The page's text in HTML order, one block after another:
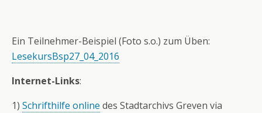
Ein Teilnehmer-Beispiel (Foto s.o.) zum Üben:
LesekursBsp27_04_2016
Internet-Links:
1) Schrifthilfe online des Stadtarchivs Greven via